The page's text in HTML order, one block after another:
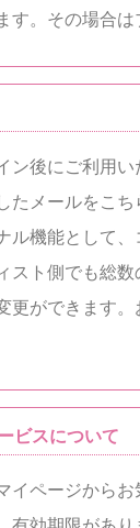
す。その場合
ン後にご利用
たメールをこ
ル機能として
ト側でも総数
更ができます
ビスについて
イページから